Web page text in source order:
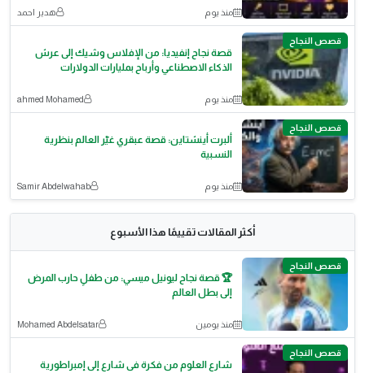
منذ يوم هدير احمد
قصص النجاح
قصة نجاح إنفيديا: من الإفلاس وشيك إلى عرش
الذكاء الاصطناعي وأرباح بمليارات الدولارات
منذ يوم ahmed Mohamed
قصص النجاح
ألبرت أينشتاين: قصة عبقري غيّر العالم بنظرية
النسبية
منذ يوم Samir Abdelwahab
أكثر المقالات تقييمًا هذا الأسبوع
قصص النجاح
🏆 قصة نجاح ليونيل ميسي: من طفلٍ حارب المرض
إلى بطل العالم
منذ يومين Mohamed Abdelsatar
قصص النجاح
شارع العلوم من فكرة فى شارع إلى إمبراطورية